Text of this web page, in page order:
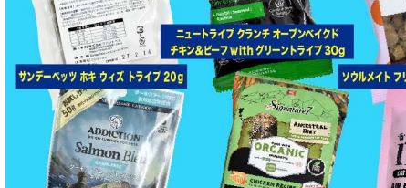
成犬用 フード for DOG
シニア犬用フード for DOG
食物アレルギー対応 ドッグフード